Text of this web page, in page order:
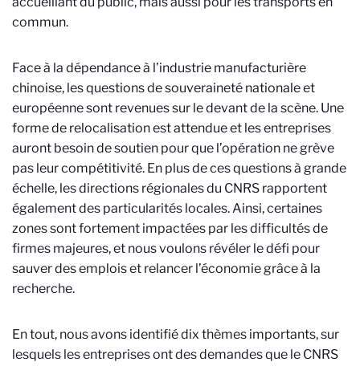
commun.
Face à la dépendance à l’industrie manufacturière
chinoise, les questions de souveraineté nationale et
européenne sont revenues sur le devant de la scène. Une
forme de relocalisation est attendue et les entreprises
auront besoin de soutien pour que l’opération ne grève
pas leur compétitivité. En plus de ces questions à grande
échelle, les directions régionales du CNRS rapportent
également des particularités locales. Ainsi, certaines
zones sont fortement impactées par les difficultés de
firmes majeures, et nous voulons révéler le défi pour
sauver des emplois et relancer l’économie grâce à la
recherche.
En tout, nous avons identifié dix thèmes importants, sur
lesquels les entreprises ont des demandes que le CNRS